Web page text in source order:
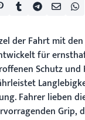
der Fahrt mit den
für
Schutz
Fahrer lieben
Grip,